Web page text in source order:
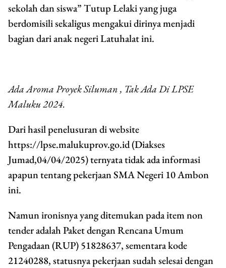
sekolah dan siswa” Tutup Lelaki yang juga
berdomisili sekaligus mengakui dirinya menjadi
bagian dari anak negeri Latuhalat ini.
Ada Aroma Proyek Siluman , Tak Ada Di LPSE
Maluku 2024.
Dari hasil penelusuran di website
https://lpse.malukuprov.go.id (Diakses
Jumad,04/04/2025) ternyata tidak ada informasi
apapun tentang pekerjaan SMA Negeri 10 Ambon
ini.
Namun ironisnya yang ditemukan pada item non
tender adalah Paket dengan Rencana Umum
Pengadaan (RUP) 51828637, sementara kode
21240288, statusnya pekerjaan sudah selesai dengan